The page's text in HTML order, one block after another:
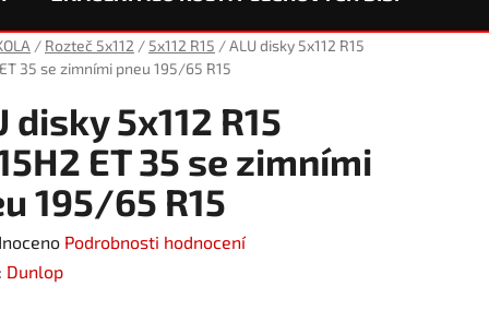
/ Rozteč 5x112 / 5x112 R15 /ALU disky 5x112 R15
35 se zimními pneu 195/65 R15
disky 5x112 R15
ET 35 se zimními
195/65 R15
Podrobnosti hodnocení
Dunlop